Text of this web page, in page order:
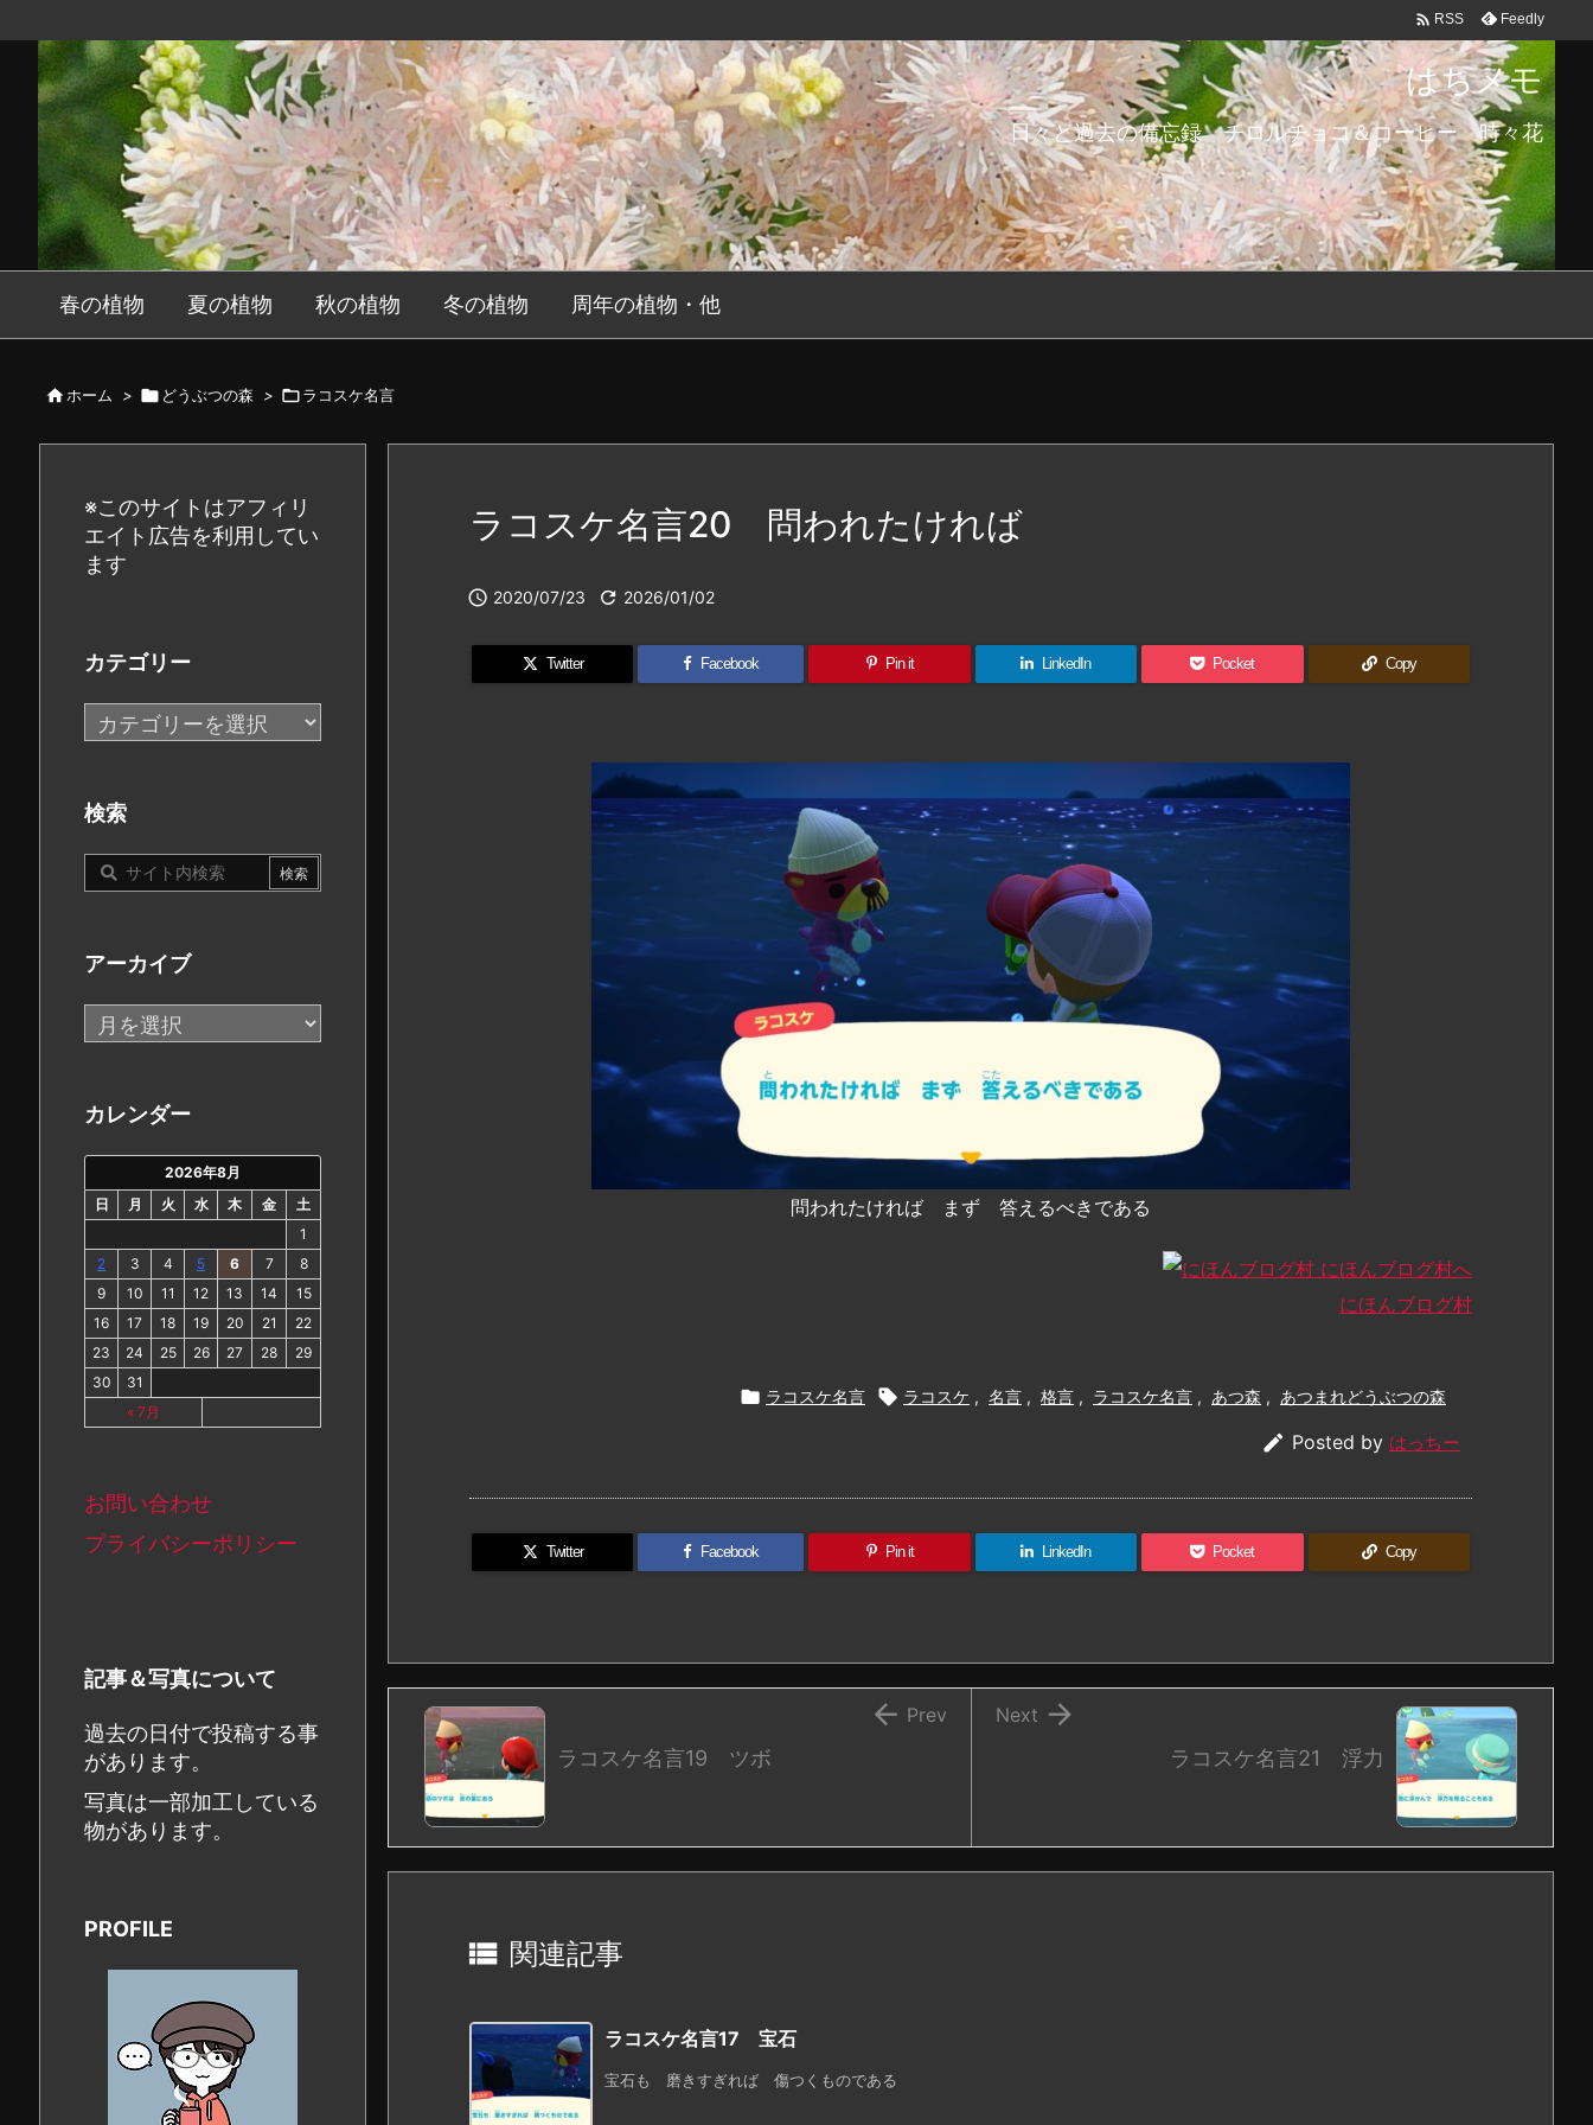
はちメモ
日々と過去の備忘録 チロルチョコ＆コーヒー 時々花
春の植物 夏の植物 秋の植物 冬の植物 周年の植物・他
 RSS Feedly
 ホーム >  どうぶつの森 > ラコスケ名言
ラコスケ名言20 問われたければ
 2020/07/23  2026/01/02
Twitter Facebook Pin it LinkedIn Pocket Copy
問われたければ まず 答えるべきである
にほんブログ村
 ラコスケ名言  ラコスケ , 名言 , 格言 , ラコスケ名言 , あつ森 , あつまれどうぶつの森
 Posted by はっちー
Twitter Facebook Pin it LinkedIn Pocket Copy
ラコスケ名言21 浮力

Next
ラコスケ名言19 ツボ
 Prev
 関連記事
ラコスケ名言17 宝石
宝石も 磨きすぎれば 傷つくものである
※このサイトはアフィリ
エイト広告を利用してい
ます
カテゴリー
カ
テ
リ
ー
検索
アーカイブ
ア
ー
イ
ブ
カレンダー
2026年8月
日
月 火 水 木 金
土
1
2
3 4 5 6 7
8
9
10 11 12 13 14
15
16
17 18 19 20 21
22
23
24 25 26 27 28
29
30
31
« 7月
お問い合わせ
プライバシーポリシー
記事＆写真について
過去の日付で投稿する事
があります。
写真は一部加工している
物があります。
PROFILE